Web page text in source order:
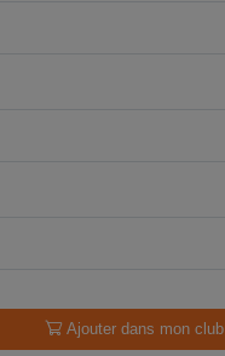
Ajouter dans mon club